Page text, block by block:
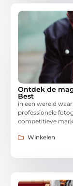
Ontdek de
Best
in een wereld
professionele
competitieve
Winkelen